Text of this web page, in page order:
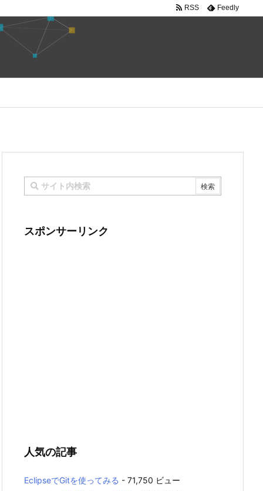
RSS Feedly
スポンサーリンク
人気の記事
EclipseでGitを使ってみる - 71,750 ビュー